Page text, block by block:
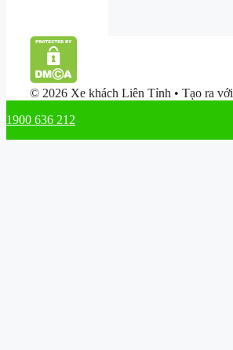
© 2026 Xe khách Liên Tỉnh • Tạo ra với
1900 636 212